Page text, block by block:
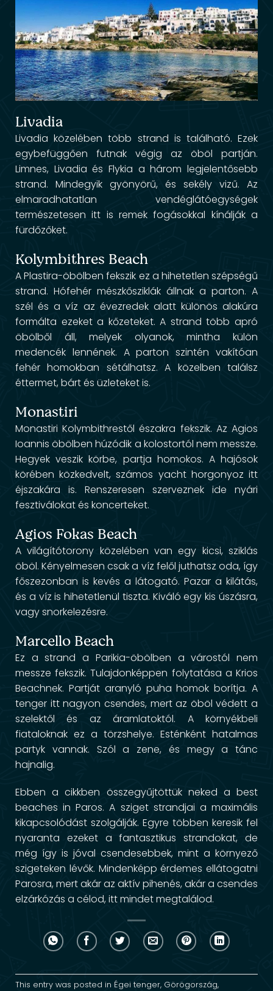
Livadia
Livadia közelében több strand is található. Ezek
egybefüggően futnak végig az öböl partján.
Limnes, Livadia és Flykia a három legjelentősebb
strand. Mindegyik gyönyörű, és sekély vizű. Az
elmaradhatatlan vendéglátóegységek
természetesen itt is remek fogásokkal kínálják a
fürdőzőket.
Kolymbithres Beach
A Plastira-öbölben fekszik ez a hihetetlen szépségű
strand. Hófehér mészkősziklák állnak a parton. A
szél és a víz az évezredek alatt különös alakúra
formálta ezeket a kőzeteket. A strand több apró
öbölből áll, melyek olyanok, mintha külön
medencék lennének. A parton szintén vakítóan
fehér homokban sétálhatsz. A közelben találsz
éttermet, bárt és üzleteket is.
Monastiri
Monastiri Kolymbithrestől északra fekszik. Az Agios
Ioannis öbölben húzódik a kolostortól nem messze.
Hegyek veszik körbe, partja homokos. A hajósok
körében közkedvelt, számos yacht horgonyoz itt
éjszakára is. Renszeresen szerveznek ide nyári
fesztiválokat és koncerteket.
Agios Fokas Beach
A világítótorony közelében van egy kicsi, sziklás
öböl. Kényelmesen csak a víz felől juthatsz oda, így
főszezonban is kevés a látogató. Pazar a kilátás,
és a víz is hihetetlenül tiszta. Kiváló egy kis úszásra,
vagy snorkelezésre.
Marcello Beach
Ez a strand a Parikia-öbölben a várostól nem
messze fekszik. Tulajdonképpen folytatása a Krios
Beachnek. Partját aranyló puha homok borítja. A
tenger itt nagyon csendes, mert az öböl védett a
szelektől és az áramlatoktól. A környékbeli
fiataloknak ez a törzshelye. Esténként hatalmas
partyk vannak. Szól a zene, és megy a tánc
hajnalig.
Ebben a cikkben összegyűjtöttük neked a best
beaches in Paros. A sziget strandjai a maximális
kikapcsolódást szolgálják. Egyre többen keresik fel
nyaranta ezeket a fantasztikus strandokat, de
még így is jóval csendesebbek, mint a környező
szigeteken lévők. Mindenképp érdemes ellátogatni
Parosra, mert akár az aktív pihenés, akár a csendes
elzárkózás a célod, itt mindet megtalálod.
This entry was posted in Égei tenger, Görögország,